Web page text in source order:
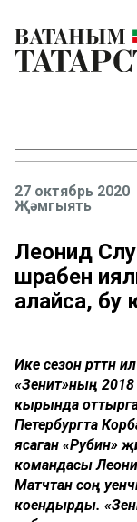
27 октябрь 2020
Җәмгыять
Леонид
шәрабенә
алайса,
Ике сезон рәттән
«Зенит»ның 2018
кырында
Петербургта
ясаган «Рубин»
командасы
Матчтан соң
коендырды.